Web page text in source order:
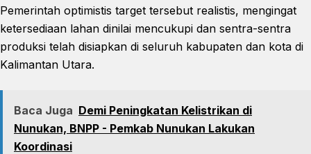
Pemerintah optimistis target tersebut realistis, mengingat
ketersediaan lahan dinilai mencukupi dan sentra-sentra
produksi telah disiapkan di seluruh kabupaten dan kota di
Kalimantan Utara.
Baca Juga Demi Peningkatan Kelistrikan di
Nunukan, BNPP - Pemkab Nunukan Lakukan
Koordinasi